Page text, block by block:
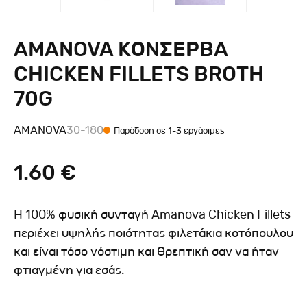
AMANOVA ΚΟΝΣΕΡΒΑ
CHICKEN FILLETS BROTH
70G
AMANOVA30-180 Παράδοση σε 1-3 εργάσιμες
1.60 €
Η 100% φυσική συνταγή Amanova Chicken Fillets
περιέχει υψηλής ποιότητας φιλετάκια κοτόπουλου
και είναι τόσο νόστιμη και θρεπτική σαν να ήταν
φτιαγμένη για εσάς.